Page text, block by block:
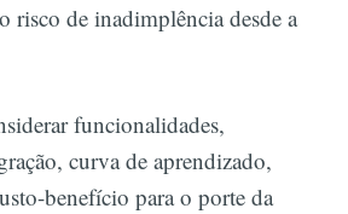
risco de inadimplência desde a
funcionalidades,
curva de aprendizado,
benefício para o porte da